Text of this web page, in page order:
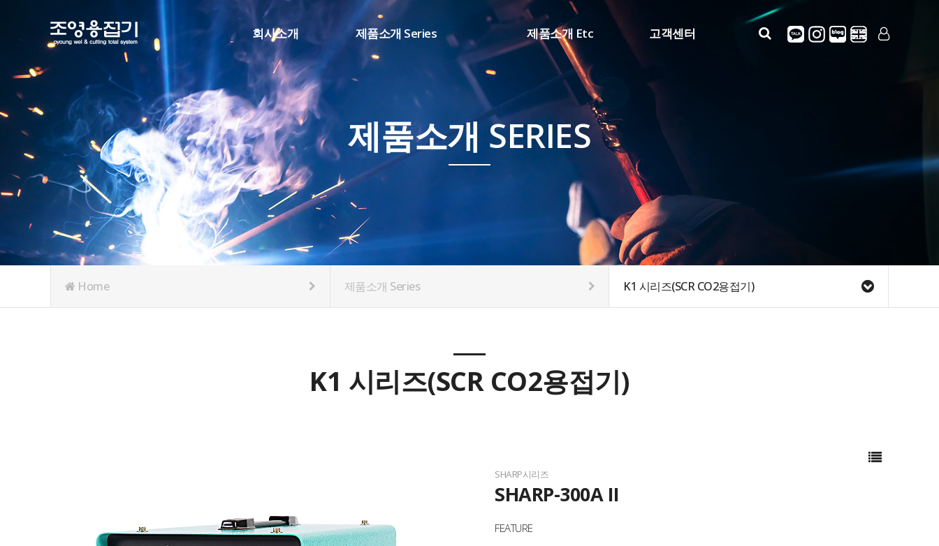
회사소개
인사말
연혁
조직도
인증현황
주요협력사
오시는길
제품소개 Series
SHARP시리즈(DC ARC)
WD 시리즈(TIG용접기)
DB 시리즈(AC/DC용접기)
CM 시리즈(IN CO2용접기)
K1 시리즈(SCR CO2용접기)
HT 시리즈(PLASMA절단기)
제품소개 Etc
용접부품
소모품
고객센터
자주묻는질문
제품소개 SERIES
Home 제품소개 Series K1 시리즈(SCR CO2용접기)
K1 시리즈(SCR CO2용접기)
SHARP시리즈
SHARP-300A II
FEATURE